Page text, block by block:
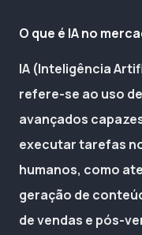
O que é IA no
IA (Inteligência
refere-se ao uso
avançados
executar tarefas
humanos, como
geração de
de vendas e pós-